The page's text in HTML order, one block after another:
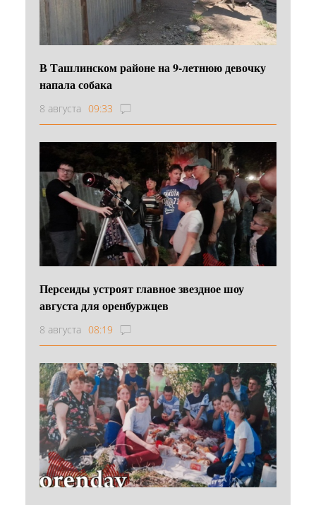
В Ташлинском районе на 9-летнюю девочку
напала собака
8 августа 09:33
Персеиды устроят главное звездное шоу
августа для оренбуржцев
8 августа 08:19